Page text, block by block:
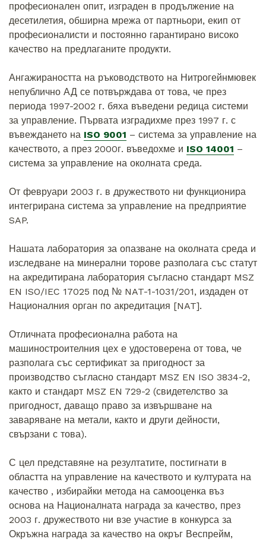
професионален опит, изграден в продължение на
десетилетия, обширна мрежа от партньори, екип от
професионалисти и постоянно гарантирано високо
качество на предлаганите продукти.
Ангажираността на ръководството на Нитрогейнмювек
непублично АД се потвърждава от това, че през
периода 1997-2002 г. бяха въведени редица системи
за управление. Първата изградихме през 1997 г. с
въвеждането на ISO 9001 – система за управление на
качеството, а през 2000г. въведохме и ISO 14001 –
система за управление на околната среда.
От февруари 2003 г. в дружеството ни функционира
интегрирана система за управление на предприятие
SAP.
Нашата лаборатория за опазване на околната среда и
изследване на минерални торове разполага със статут
на акредитирана лаборатория съгласно стандарт MSZ
EN ISO/IEC 17025 под № NAT-1-1031/201, издаден от
Националния орган по акредитация [NAT].
Отличната професионална работа на
машиностроителния цех е удостоверена от това, че
разполага със сертификат за пригодност за
производство съгласно стандарт MSZ EN ISO 3834-2,
както и стандарт MSZ EN 729-2 (свидетелство за
пригодност, даващо право за извършване на
заваряване на метали, както и други дейности,
свързани с това).
С цел представяне на резултатите, постигнати в
областта на управление на качеството и културата на
качество , избирайки метода на самооценка въз
основа на Националната награда за качество, през
2003 г. дружеството ни взе участие в конкурса за
Окръжна награда за качество на окръг Веспрейм,